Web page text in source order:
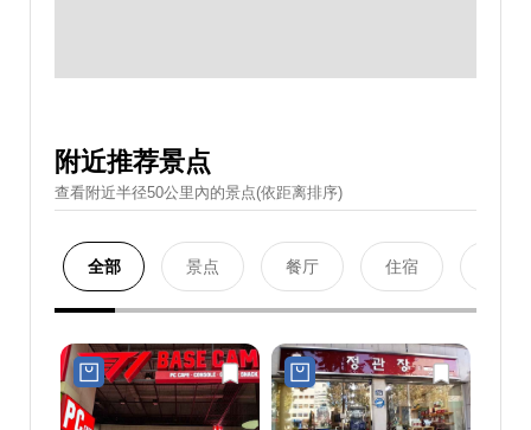
附近推荐景点
查看附近半径50公里內的景点(依距离排序)
全部 景点 餐厅 住宿